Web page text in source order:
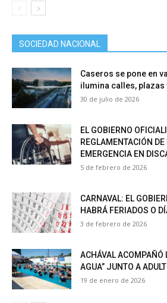
SOCIEDAD NACIONAL
Caseros se pone en
ilumina calles, plazas
30 de julio de 2026
EL GOBIERNO
REGLAMENTACIÓN DE
EMERGENCIA EN
5 de febrero de 2026
CARNAVAL: EL
HABRÁ FERIADOS O
3 de febrero de 2026
ACHÁVAL ACOMPAÑÓ
AGUA” JUNTO A
19 de enero de 2026